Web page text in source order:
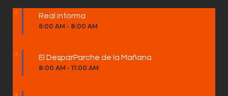
Real informa
6:00 AM - 8:00 AM
El DesparParche de la Mañana
8:00 AM - 11:00 AM